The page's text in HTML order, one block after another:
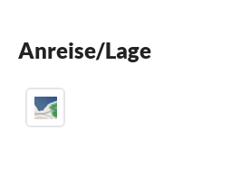
Kinder willkommen
Anreise/Lage